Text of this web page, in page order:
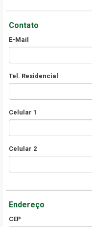
Contato
E-Mail
Tel. Residencial
Celular 1
Celular 2
Endereço
CEP